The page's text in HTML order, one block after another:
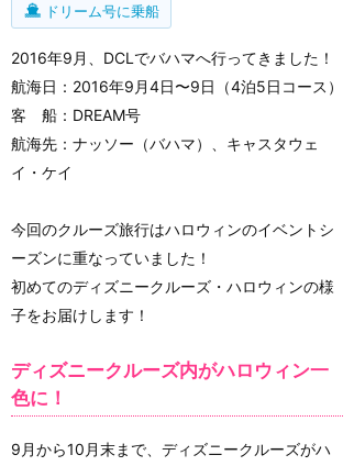
ドリーム号に乗船
2016年9月、DCLでバハマへ行ってきました！
航海日：2016年9月4日〜9日（4泊5日コース）
客 船：DREAM号
航海先：ナッソー（バハマ）、キャスタウェ
イ・ケイ
今回のクルーズ旅行はハロウィンのイベントシ
ーズンに重なっていました！
初めてのディズニークルーズ・ハロウィンの様
子をお届けします！
ディズニークルーズ内がハロウィン一
色に！
9月から10月末まで、ディズニークルーズがハ